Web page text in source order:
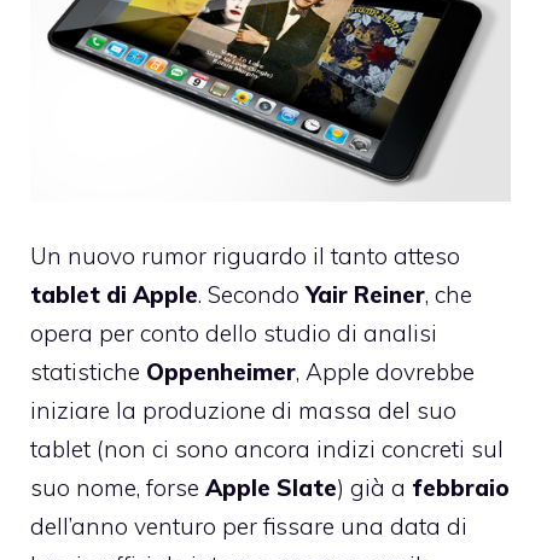
Un nuovo rumor riguardo il tanto atteso
tablet di Apple. SecondoYair Reiner, che
opera per conto dello studio di analisi
statistiche Oppenheimer, Apple dovrebbe
iniziare la produzione di massa del suo
tablet (non ci sono ancora indizi concreti sul
suo nome, forse Apple Slate) già a febbraio
dell’anno venturo per fissare una data di